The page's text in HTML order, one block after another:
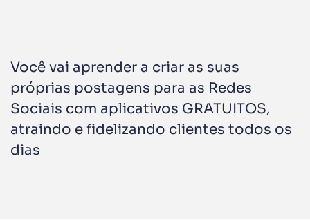
Você vai aprender a criar as suas
próprias postagens para as Redes
Sociais com aplicativos GRATUITOS,
atraindo e fidelizando clientes todos os
dias